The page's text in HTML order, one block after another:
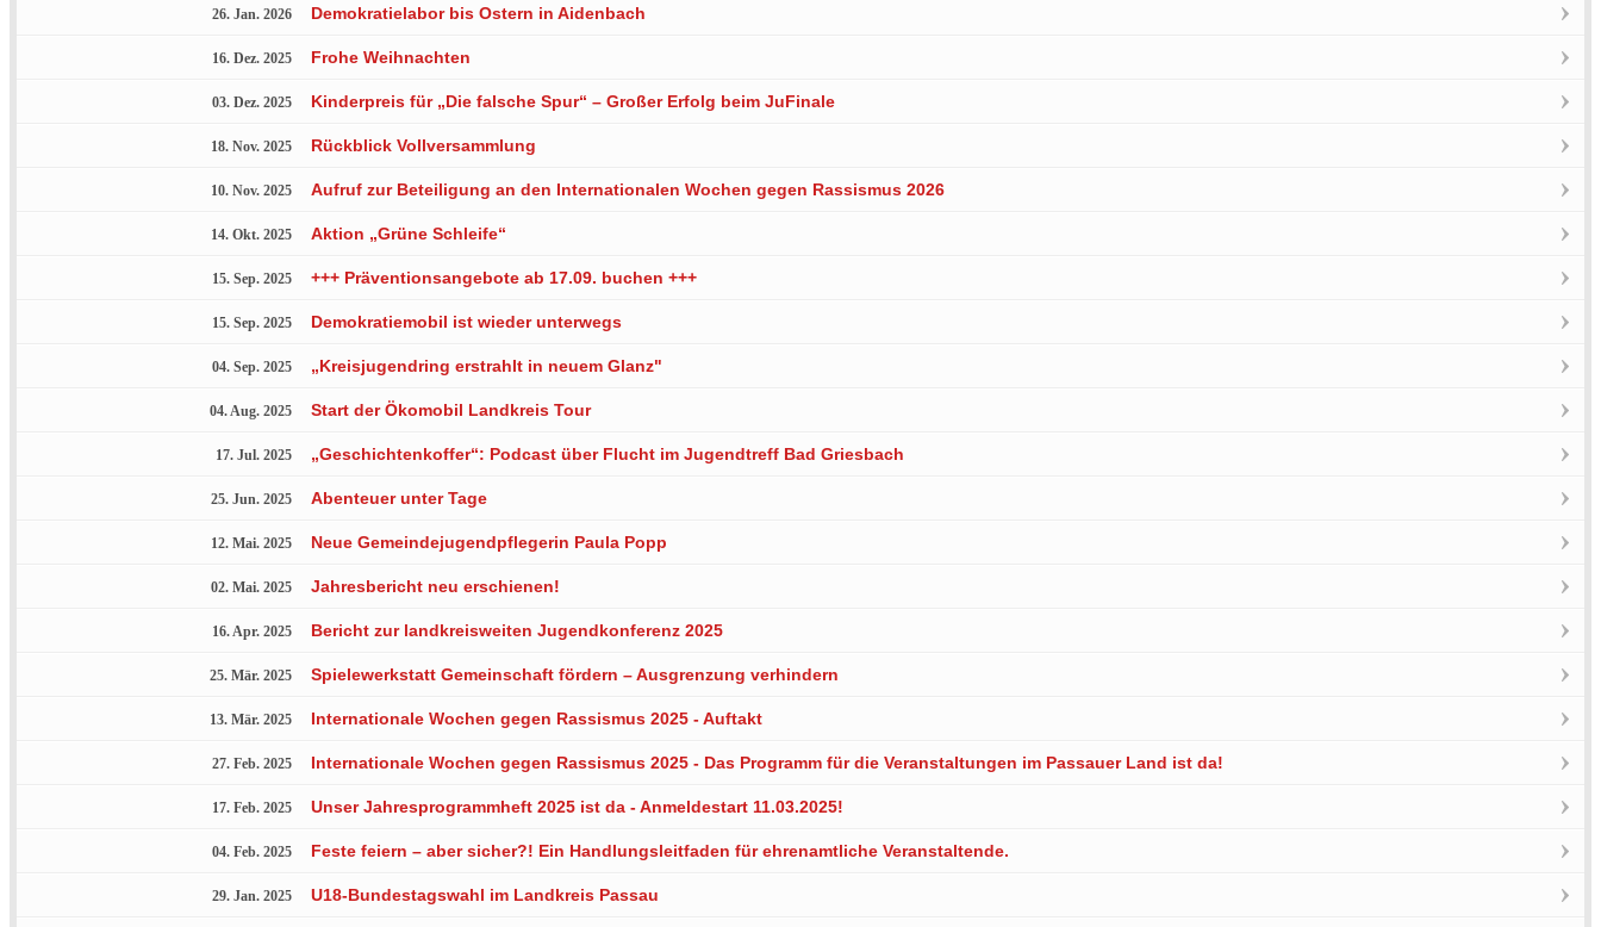
26. Jan. 2026 Demokratielabor bis Ostern in Aidenbach
16. Dez. 2025 Frohe Weihnachten
03. Dez. 2025 Kinderpreis für „Die falsche Spur“ – Großer Erfolg beim JuFinale
18. Nov. 2025 Rückblick Vollversammlung
10. Nov. 2025 Aufruf zur Beteiligung an den Internationalen Wochen gegen Rassismus 2026
14. Okt. 2025 Aktion „Grüne Schleife“
15. Sep. 2025 +++ Präventionsangebote ab 17.09. buchen +++
15. Sep. 2025 Demokratiemobil ist wieder unterwegs
04. Sep. 2025 „Kreisjugendring erstrahlt in neuem Glanz"
04. Aug. 2025 Start der Ökomobil Landkreis Tour
17. Jul. 2025 „Geschichtenkoffer“: Podcast über Flucht im Jugendtreff Bad Griesbach
25. Jun. 2025 Abenteuer unter Tage
12. Mai. 2025 Neue Gemeindejugendpflegerin Paula Popp
02. Mai. 2025 Jahresbericht neu erschienen!
16. Apr. 2025 Bericht zur landkreisweiten Jugendkonferenz 2025
25. Mär. 2025 Spielewerkstatt Gemeinschaft fördern – Ausgrenzung verhindern
13. Mär. 2025 Internationale Wochen gegen Rassismus 2025 - Auftakt
27. Feb. 2025 Internationale Wochen gegen Rassismus 2025 - Das Programm für die Veranstaltungen im Passauer Land ist da!
17. Feb. 2025 Unser Jahresprogrammheft 2025 ist da - Anmeldestart 11.03.2025!
04. Feb. 2025 Feste feiern – aber sicher?! Ein Handlungsleitfaden für ehrenamtliche Veranstaltende.
29. Jan. 2025 U18-Bundestagswahl im Landkreis Passau